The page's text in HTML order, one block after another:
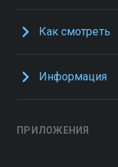
Как смотреть
Информация
ПРИЛОЖЕНИЯ